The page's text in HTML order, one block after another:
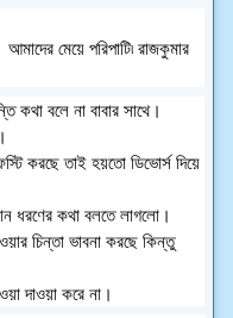
মেয়ে পরিপাটি৷ রাজকুমার
কথা বলে না বাবার সাথে।
করছে তাই হয়তো ডিভোর্স দিয়ে
ধরণের কথা বলতে লাগলো।
চিন্তা ভাবনা করছে কিন্তু
দাওয়া করে না।